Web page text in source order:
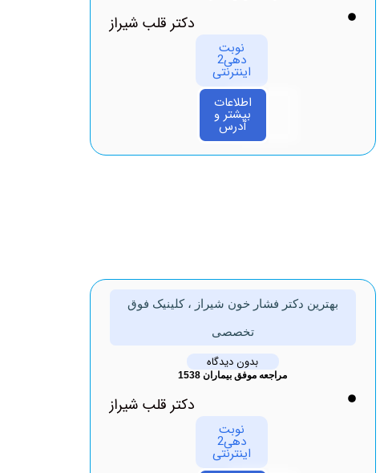
دکتر قلب شیراز
نوبت
دهی2
اینترنتی
اطلاعات
بیشتر و
آدرس
بهترین دکتر فشار خون شیراز ، کلینیک فوق
تخصصی
بدون دیدگاه
مراجعه موفق بیماران 1538
دکتر قلب شیراز
نوبت
دهی2
اینترنتی